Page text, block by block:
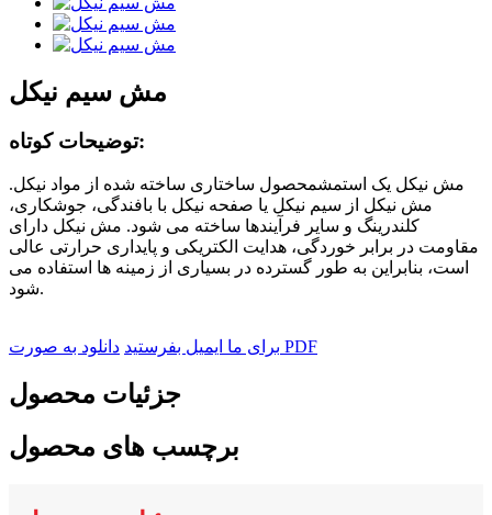
مش سیم نیکل
توضیحات کوتاه:
مش نیکل یک استمشمحصول ساختاری ساخته شده از مواد نیکل.
مش نیکل از سیم نیکل یا صفحه نیکل با بافندگی، جوشکاری،
کلندرینگ و سایر فرآیندها ساخته می شود. مش نیکل دارای
مقاومت در برابر خوردگی، هدایت الکتریکی و پایداری حرارتی عالی
است، بنابراین به طور گسترده در بسیاری از زمینه ها استفاده می
شود.
برای ما ایمیل بفرستید دانلود به صورت PDF
جزئیات محصول
برچسب های محصول